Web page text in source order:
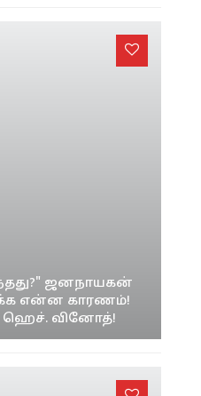
ஜனநாயகன்
என்ன காரணம்!
ஹெச். வினோத்!